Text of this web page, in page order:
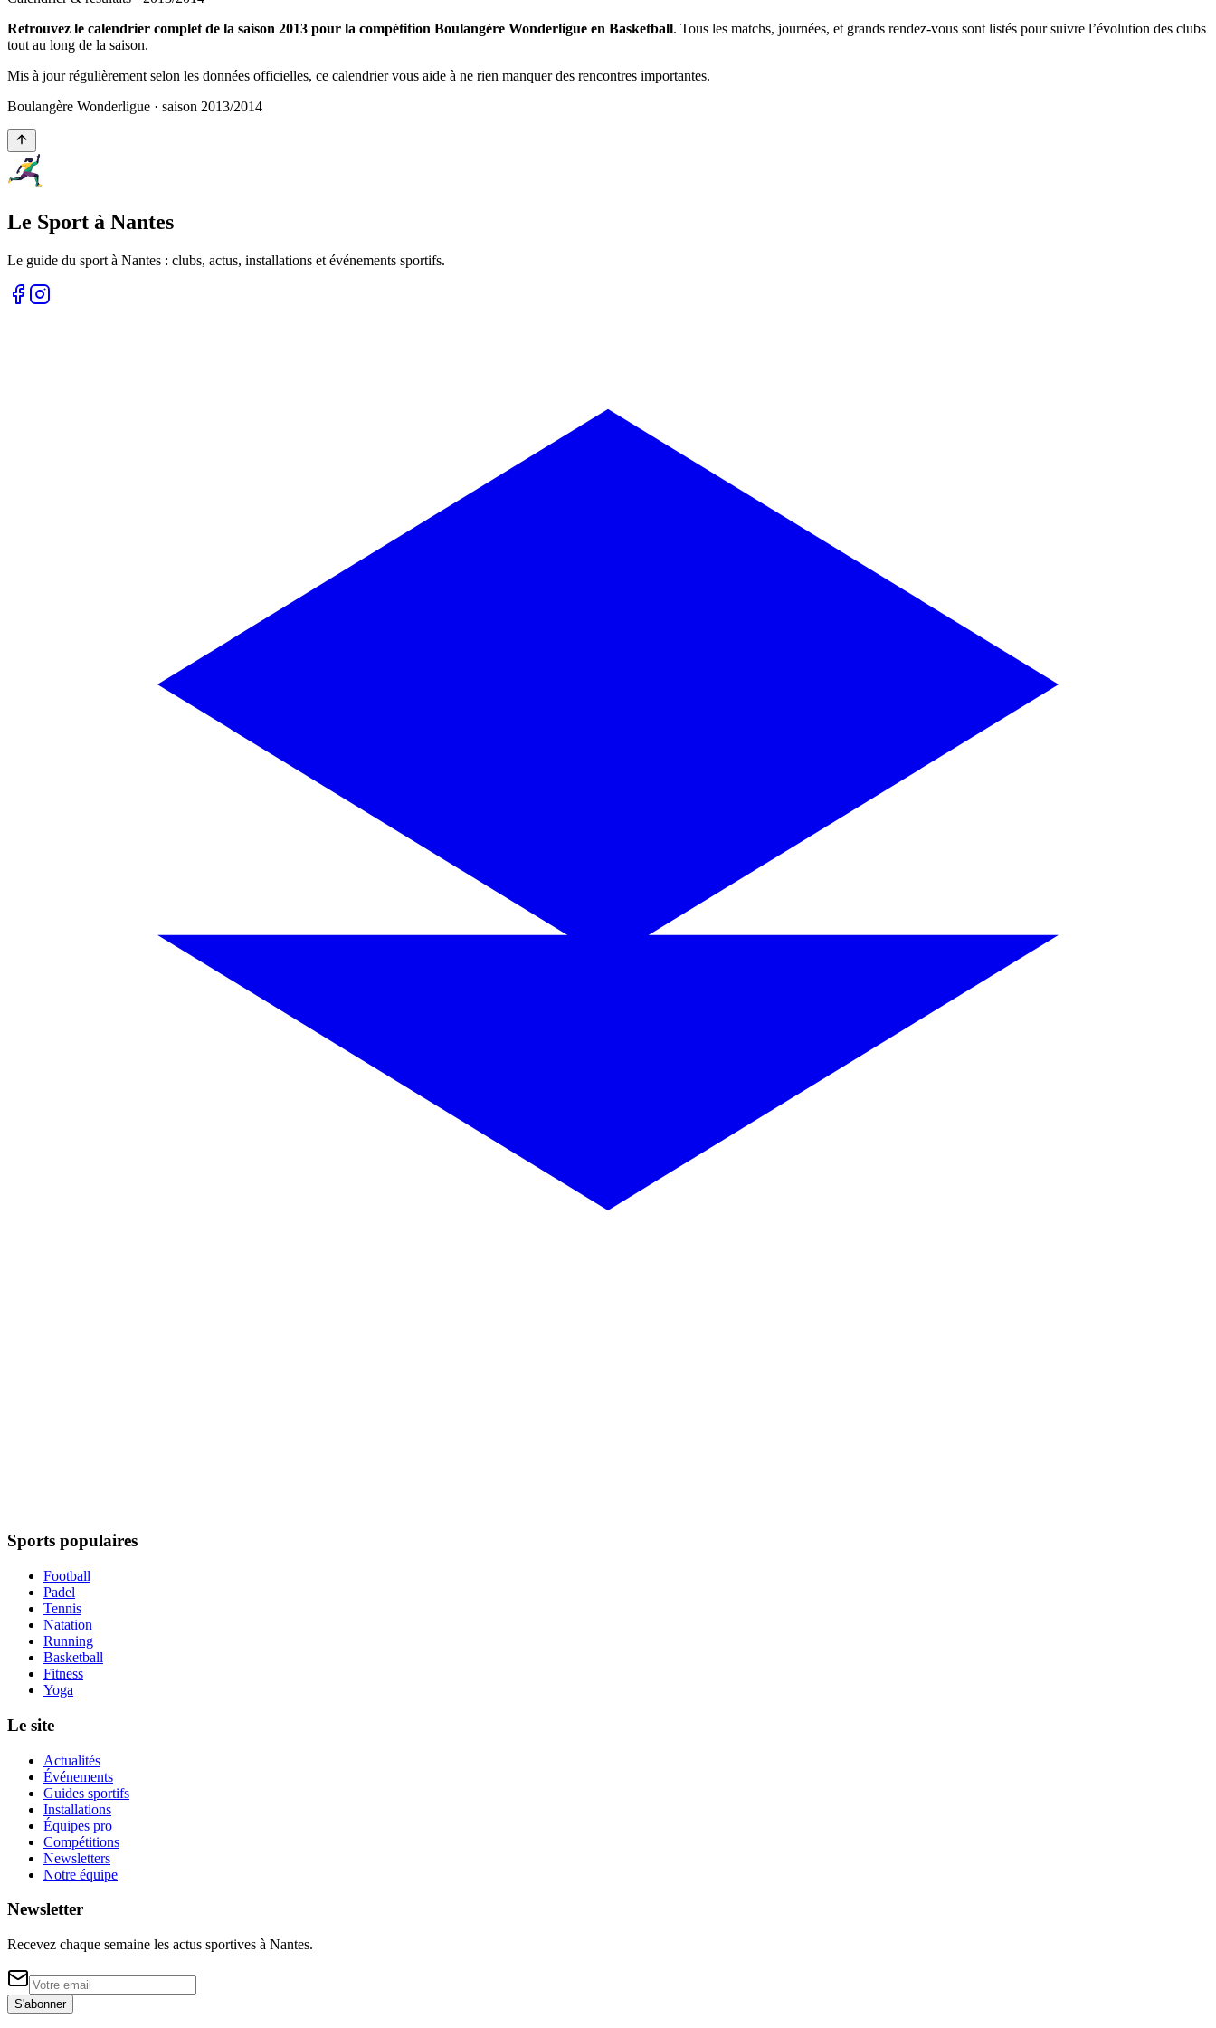
Retrouvez le calendrier complet de la saison 2013 pour la compétition Boulangère Wonderligue en Basketball. Tous les matchs, journées, et grands rendez-vous sont listés pour suivre l’évolution des clubs
tout au long de la saison.
Mis à jour régulièrement selon les données officielles, ce calendrier vous aide à ne rien manquer des rencontres importantes.
Boulangère Wonderligue · saison 2013/2014
Le Sport à Nantes
Le guide du sport à Nantes : clubs, actus, installations et événements sportifs.
Sports populaires
Football
Padel
Tennis
Natation
Running
Basketball
Fitness
Yoga
Le site
Actualités
Événements
Guides sportifs
Installations
Équipes pro
Compétitions
Newsletters
Notre équipe
Newsletter
Recevez chaque semaine les actus sportives à Nantes.
S'abonner